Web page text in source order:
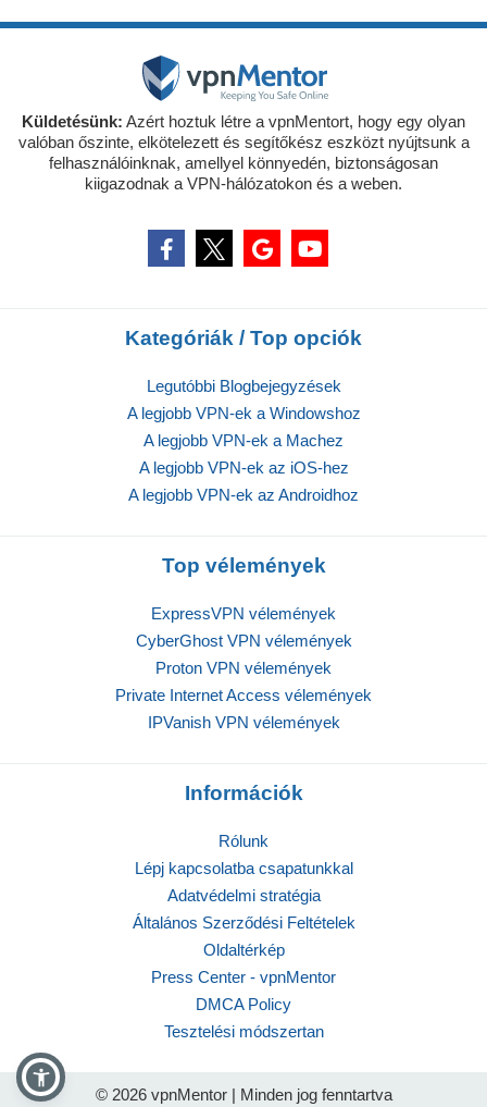
Küldetésünk: Azért hoztuk létre a vpnMentort, hogy egy olyan
valóban őszinte, elkötelezett és segítőkész eszközt nyújtsunk a
felhasználóinknak, amellyel könnyedén, biztonságosan
kiigazodnak a VPN-hálózatokon és a weben.
Kategóriák / Top opciók
Legutóbbi Blogbejegyzések
A legjobb VPN-ek a Windowshoz
A legjobb VPN-ek a Machez
A legjobb VPN-ek az iOS-hez
A legjobb VPN-ek az Androidhoz
Top vélemények
ExpressVPN vélemények
CyberGhost VPN vélemények
Proton VPN vélemények
Private Internet Access vélemények
IPVanish VPN vélemények
Információk
Rólunk
Lépj kapcsolatba csapatunkkal
Adatvédelmi stratégia
Általános Szerződési Feltételek
Oldaltérkép
Press Center - vpnMentor
DMCA Policy
Tesztelési módszertan
© 2026 vpnMentor | Minden jog fenntartva